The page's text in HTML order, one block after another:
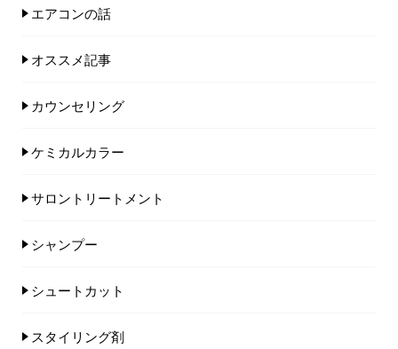
エアコンの話
オススメ記事
カウンセリング
ケミカルカラー
サロントリートメント
シャンプー
シュートカット
スタイリング剤